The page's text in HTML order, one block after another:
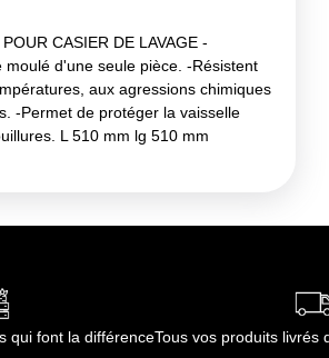
CASIER DE LAVAGE -
moulé d'une seule pièce. -Résistent
aux agressions chimiques
-Permet de protéger la vaisselle
L 510 mm lg 510 mm
qui font la différenceTous vos produits livrés